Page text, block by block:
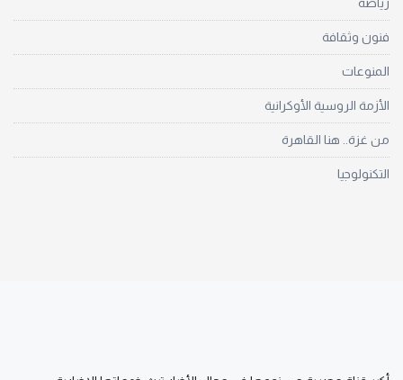
فنون وثقافة
المنوعات
الأزمة الروسية الأوكرانية
من غزة.. هنا القاهرة
التكنولوجيا